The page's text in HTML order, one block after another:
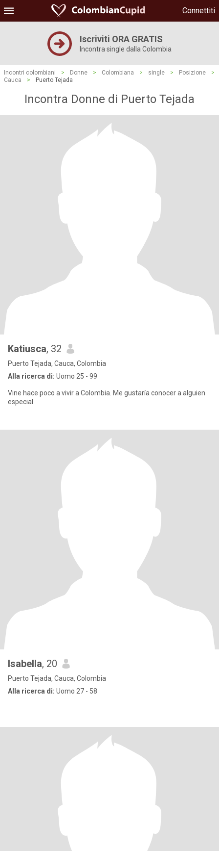
Connettiti
Iscriviti ORA GRATIS
Incontra single dalla Colombia
Incontri colombiani > Donne > Colombiana > single > Posizione
>
Cauca
> Puerto Tejada
Incontra Donne di Puerto Tejada
Katiusca, 32
Puerto Tejada, Cauca, Colombia
Alla ricerca di: Uomo 25 - 99
Vine hace poco a vivir a Colombia. Me gustaría conocer a alguien
especial
Isabella, 20
Puerto Tejada, Cauca, Colombia
Alla ricerca di: Uomo 27 - 58